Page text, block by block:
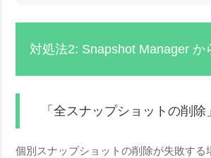
対処法2: Snapshot Manager か
「全スナップショットの削
個別スナップショットの削除が失敗する